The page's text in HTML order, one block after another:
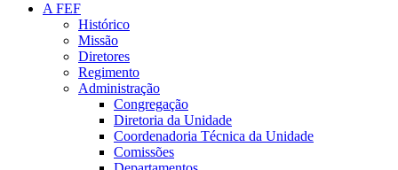
A FEF
Histórico
Missão
Diretores
Regimento
Administração
Congregação
Diretoria da Unidade
Coordenadoria Técnica da Unidade
Comissões